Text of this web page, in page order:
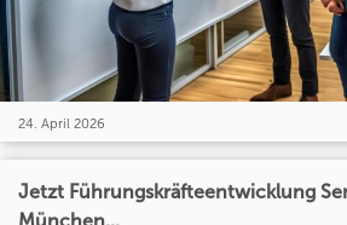
24. April 2026
Jetzt Führungskräfteentwicklung